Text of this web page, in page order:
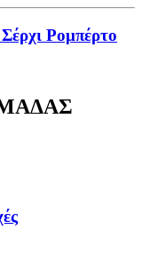
Ρομπέρτο